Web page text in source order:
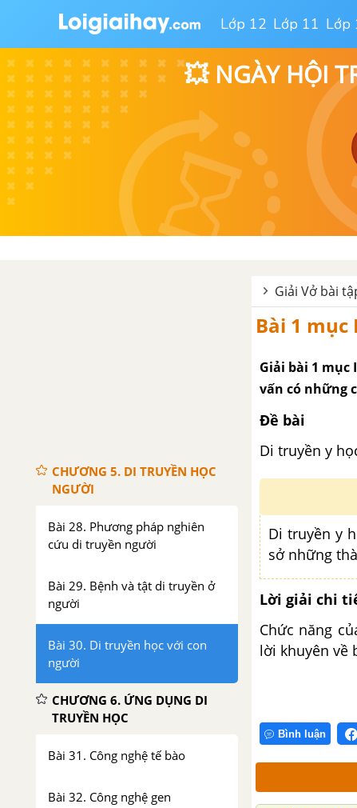
Lớp 12 Lớp 11 Lớp
💥 NGÀY HỘI
lắp mô hình ADN
CHƯƠNG 4. BIẾN DỊ
Bài 21. Đột biến gen
Bài 22,. Đột biến cấu trúc nhiễm
sắc thể
Bài 23. Đột biến số lượng nhiễm
CHƯƠNG 5. DI TRUYỀN HỌC
NGƯỜI
Bài 28. Phương pháp nghiên
cứu di truyền người
Bài 29. Bệnh và tật di truyền ở
người
Bài 30. Di truyền học với con
người
CHƯƠNG 6. ỨNG DỤNG DI
TRUYỀN HỌC
Bài 31. Công nghệ tế bào
Bài 32. Công nghệ gen
Giải Vở bài
Bài 1 mục
Giải bài 1 mục
vấn có những
Đề bài
Di truyền y
Di truyền y
sở những
Lời giải chi
Chức năng
lời khuyên về
Bình luận